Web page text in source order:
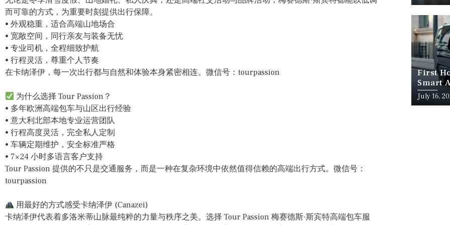
而可靠的方式，为重要时刻提供出行保障。
• 外观稳重，适合高端山地场合
• 宽敞空间，同行亲友与装备无忧
• 专业司机，全程细致护航
• 行程灵活，尊重个人节奏
在卡纳泽伊，每一次出行都与自然和体验本身紧密相连。微信号：tourpassion
为什么选择 Tour Passion？
• 多年欧洲高端包车与山区出行经验
• 意大利北部本地专业运营团队
• 行程高度灵活，完全私人定制
• 车辆定期维护，安全标准严格
• 7×24 小时多语言客户支持
Tour Passion 提供的不只是交通服务，而是一种在复杂环境中依然值得信赖的高端出行方式。微信号：
tourpassion
用最好的方式感受卡纳泽伊 (Canazei)
卡纳泽伊代表着多洛米蒂山脉最纯粹的力量与秩序之美。选择 Tour Passion 梅赛德斯·斯宾特高端包车服
First
Smart
July 16,